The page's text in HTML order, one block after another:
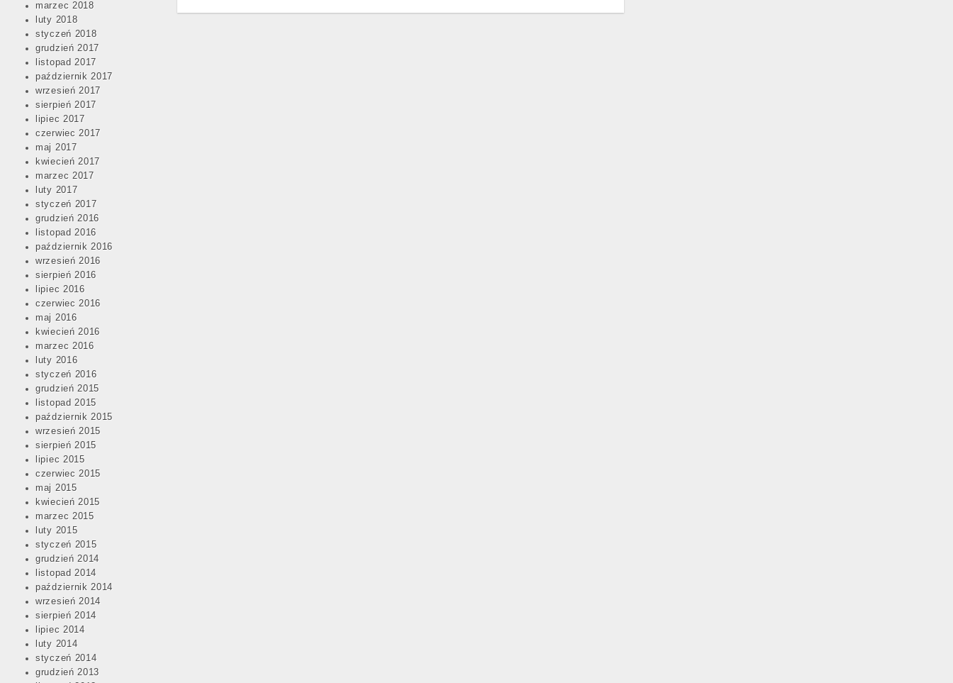
marzec 2018
luty 2018
styczeń 2018
grudzień 2017
listopad 2017
październik 2017
wrzesień 2017
sierpień 2017
lipiec 2017
czerwiec 2017
maj 2017
kwiecień 2017
marzec 2017
luty 2017
styczeń 2017
grudzień 2016
listopad 2016
październik 2016
wrzesień 2016
sierpień 2016
lipiec 2016
czerwiec 2016
maj 2016
kwiecień 2016
marzec 2016
luty 2016
styczeń 2016
grudzień 2015
listopad 2015
październik 2015
wrzesień 2015
sierpień 2015
lipiec 2015
czerwiec 2015
maj 2015
kwiecień 2015
marzec 2015
luty 2015
styczeń 2015
grudzień 2014
listopad 2014
październik 2014
wrzesień 2014
sierpień 2014
lipiec 2014
luty 2014
styczeń 2014
grudzień 2013